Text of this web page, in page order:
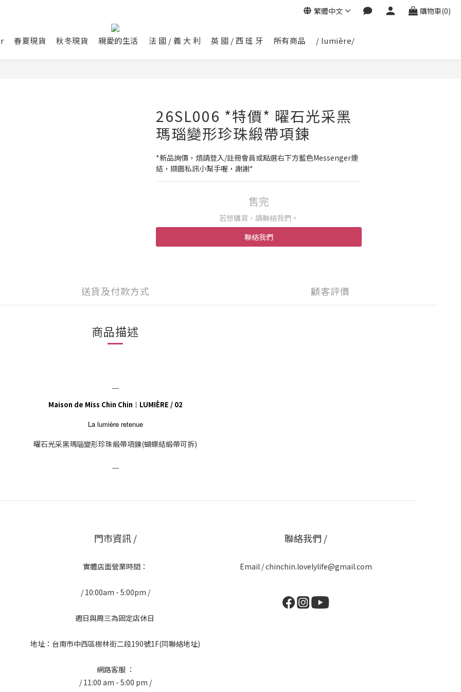
繁體中文 購物車(0)
春夏現貨 秋冬現貨 親愛的生活 法 國 / 義 大 利 英 國 / 西 班 牙 所有商品 / lumière/
26SL006 *特價* 曜石光采黑
瑪瑙變形珍珠緞帶項鍊
*新品詢價，煩請登入/註冊會員或點選右下方藍色Messenger連
結，擷圖私訊小幫手喔，謝謝*
售完
若想購買，請聯絡我們。
聯絡我們
送貨及付款方式 顧客評價
商品描述
Maison de Miss Chin Chin｜LUMIÈRE / 02
La lumière retenue
曜石光采黑瑪瑙變形珍珠緞帶項鍊(蝴蝶結緞帶可拆)
門市資訊 /
實體店面營業時間：
/ 10:00am - 5:00pm /
週日與周三為固定店休日
地址：台南市中西區樹林街二段190號1F(同聯絡地址)
網路客服 ：
/ 11:00 am - 5:00 pm /
聯絡我們 /
Email / chinchin.lovelylife@gmail.com